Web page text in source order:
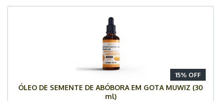
15% OFF
ÓLEO DE SEMENTE DE ABÓBORA EM GOTA MUWIZ (30
ml)